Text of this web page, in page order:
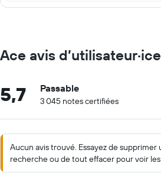
Ace avis
5,7 Passable
3 045 notes certifiées
Aucun avis trouvé. Essayez de
recherche ou de tout effacer pour voir les